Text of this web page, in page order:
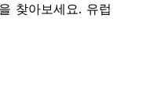
찾아보세요. 유럽